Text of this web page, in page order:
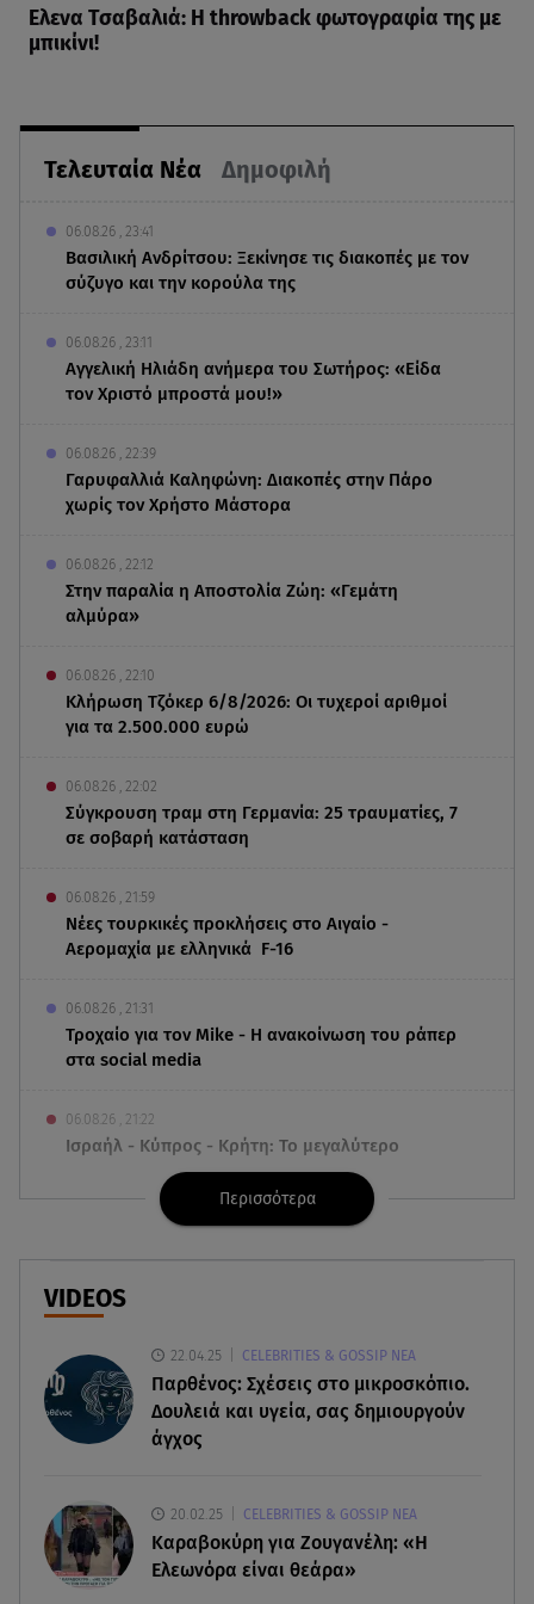
Τελευταία Νέα Δημοφιλή
06.08.26 , 23:41
Βασιλική Ανδρίτσου: Ξεκίνησε τις διακοπές με τον
σύζυγο και την κορούλα της
06.08.26 , 23:11
Αγγελική Ηλιάδη ανήμερα του Σωτήρος: «Είδα
τον Χριστό μπροστά μου!»
06.08.26 , 22:39
Γαρυφαλλιά Καληφώνη: Διακοπές στην Πάρο
χωρίς τον Χρήστο Μάστορα
06.08.26 , 22:12
Στην παραλία η Αποστολία Ζώη: «Γεμάτη
αλμύρα»
06.08.26 , 22:10
Κλήρωση Τζόκερ 6/8/2026: Οι τυχεροί αριθμοί
για τα 2.500.000 ευρώ
06.08.26 , 22:02
Σύγκρουση τραμ στη Γερμανία: 25 τραυματίες, 7
σε σοβαρή κατάσταση
06.08.26 , 21:59
Νέες τουρκικές προκλήσεις στο Αιγαίο -
Αερομαχία με ελληνικά F-16
06.08.26 , 21:31
Τροχαίο για τον Mike - Η ανακοίνωση του ράπερ
στα social media
06.08.26 , 21:22
Ισραήλ - Κύπρος - Κρήτη: Το μεγαλύτερο
υποθαλάσσιο καλώδιο στον κόσμο
Motor Oil: Δωρεά πυροσβεστικών οχημάτων και
Άκης Παυλόπουλος: Η τρυφερή εξομολόγηση
της συζύγου του, Ελένης Φωτοπούλου
ο ρόλος του «συνδέσμου»
06.08.26 , 20:16
Αθηνά Οικονομάκου από την Μπόρα Μπόρα:
Περισσότερα
VIDEOS
22.04.25 CELEBRITIES & GOSSIP ΝΕΑ
Παρθένος: Σχέσεις στο μικροσκόπιο.
Δουλειά και υγεία, σας δημιουργούν
άγχος
20.02.25 CELEBRITIES & GOSSIP ΝΕΑ
Καραβοκύρη για Ζουγανέλη: «Η
Ελεωνόρα είναι θεάρα»
Ελενα Τσαβαλιά: Η throwback φωτογραφία της με
μπικίνι!